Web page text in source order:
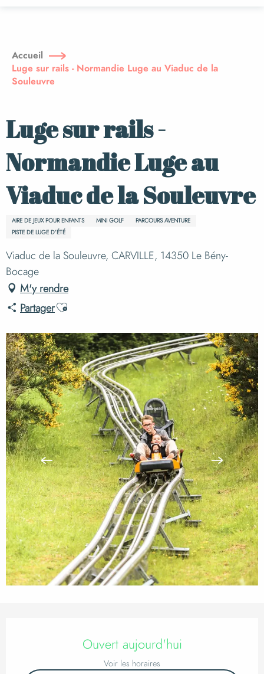
principal
Accueil
Luge sur rails - Normandie Luge au Viaduc de la
Souleuvre
Luge sur rails -
Normandie Luge au
Viaduc de la Souleuvre
AIRE DE JEUX POUR ENFANTS MINI GOLF
PARCOURS AVENTURE
PISTE DE LUGE D’ÉTÉ
Viaduc de la Souleuvre, CARVILLE, 14350 Le Bény-
Bocage
M'y rendre
PartagerAjouter aux favoris
Ouverture et
Ouvert aujourd'hui
Voir les horaires